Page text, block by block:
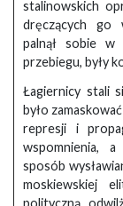
stalinowskich
dręczących go
palnął sobie w
przebiegu, były
Łagiernicy stali
było
represji i
wspomnienia,
sposób
moskiewskiej
polityczną